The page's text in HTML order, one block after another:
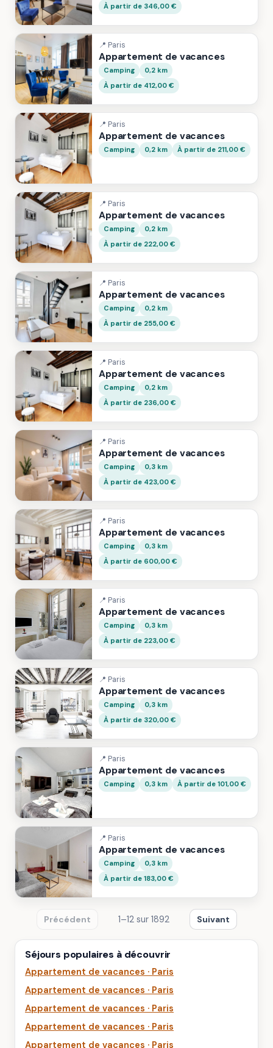
À partir de 346,00 €
📍 Paris
Appartement de vacances
Camping
0,2 km
À partir de 412,00 €
📍 Paris
Appartement de vacances
Camping 0,2 km À partir de 211,00 €
📍 Paris
Appartement de vacances
Camping
0,2 km
À partir de 222,00 €
📍 Paris
Appartement de vacances
Camping
0,2 km
À partir de 255,00 €
📍 Paris
Appartement de vacances
Camping
0,2 km
À partir de 236,00 €
📍 Paris
Appartement de vacances
Camping
0,3 km
À partir de 423,00 €
📍 Paris
Appartement de vacances
Camping
0,3 km
À partir de 600,00 €
📍 Paris
Appartement de vacances
Camping
0,3 km
À partir de 223,00 €
📍 Paris
Appartement de vacances
Camping
0,3 km
À partir de 320,00 €
📍 Paris
Appartement de vacances
Camping 0,3 km À partir de 101,00 €
📍 Paris
Appartement de vacances
Camping
0,3 km
À partir de 183,00 €
Précédent 1–12 sur 1892 Suivant
Séjours populaires à découvrir
Appartement de vacances · Paris
Appartement de vacances · Paris
Appartement de vacances · Paris
Appartement de vacances · Paris
Appartement de vacances · Paris